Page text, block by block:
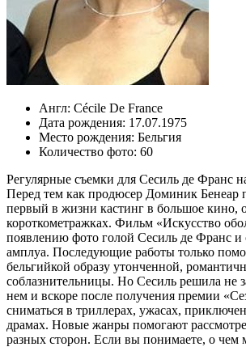
Англ: Cécile De France
Дата рождения: 17.07.1975
Место рождения: Бельгия
Количество фото: 60
Регулярные съемки для Сесиль де Франс
Перед тем как продюсер Доминик Бенеар
первый в жизни кастинг в большое кино,
короткометражках. Фильм «Искусство
появлению фото голой Сесиль де Франс и
амплуа. Последующие работы только
бельгийкой образу утонченной,
соблазнительницы. Но Сесиль решила не
нем и вскоре после получения премии
сниматься в триллерах, ужасах,
драмах. Новые жанры помогают
разных сторон. Если вы понимаете, о чем